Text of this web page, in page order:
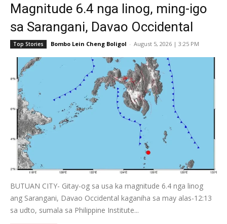
Magnitude 6.4 nga linog, ming-igo
sa Sarangani, Davao Occidental
Top Stories Bombo Lein Cheng Boligol - August 5, 2026 | 3:25 PM
BUTUAN CITY- Gitay-og sa usa ka magnitude 6.4 nga linog
ang Sarangani, Davao Occidental kaganiha sa may alas-12:13
sa udto, sumala sa Philippine Institute...